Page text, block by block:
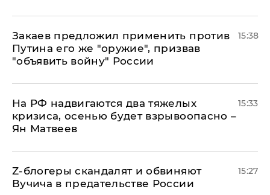
Закаев предложил применить против
Путина его же "оружие", призвав
"объявить войну" России
15:38
На РФ надвигаются два тяжелых
кризиса, осенью будет взрывоопасно –
Ян Матвеев
15:33
Z-блогеры скандалят и обвиняют
Вучича в предательстве России
15:27